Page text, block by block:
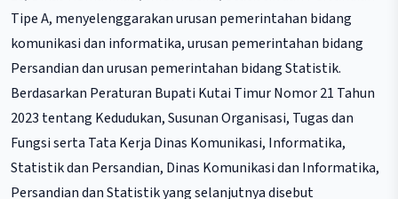
Tipe A, menyelenggarakan urusan pemerintahan bidang
komunikasi dan informatika, urusan pemerintahan bidang
Persandian dan urusan pemerintahan bidang Statistik.
Berdasarkan Peraturan Bupati Kutai Timur Nomor 21 Tahun
2023 tentang Kedudukan, Susunan Organisasi, Tugas dan
Fungsi serta Tata Kerja Dinas Komunikasi, Informatika,
Statistik dan Persandian, Dinas Komunikasi dan Informatika,
Persandian dan Statistik yang selanjutnya disebut